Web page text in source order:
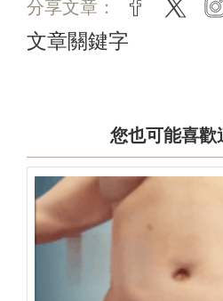
分享文章： facebook
文章關鍵字
您也可能喜歡